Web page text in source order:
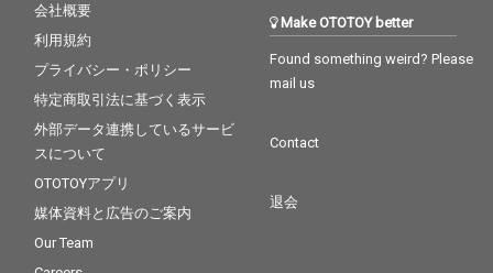
会社概要
利用規約
プライバシー・ポリシー
特定商取引法に基づく表示
外部データ連携しているサービ
スについて
OTOTOYアプリ
媒体資料と広告のご案内
Our Team
Make OTOTOY better
Found something weird? Please
mail us
Contact
退会